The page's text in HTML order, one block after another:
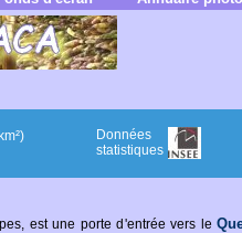
Données
statistiques
est une porte d'entrée vers le